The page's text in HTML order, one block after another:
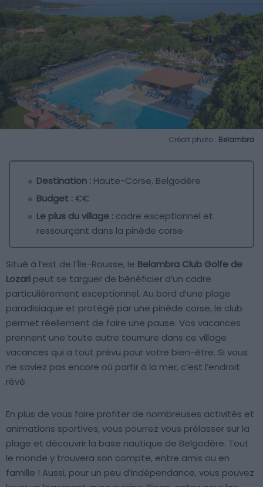
Crédit photo : Belambra
Destination : Haute-Corse, Belgodère
Budget :€€
Le plus du village : cadre exceptionnel et
ressourçant dans la pinède corse
Situé à l’est de l’Île-Rousse, le Belambra Club Golfe de
Lozari peut se targuer de bénéficier d’un cadre
particulièrement exceptionnel. Au bord d’une plage
paradisiaque et protégé par une pinède corse, le club
permet réellement de faire une pause. Vos vacances
prennent une toute autre tournure dans ce village
vacances qui a tout prévu pour votre bien-être. Si vous
ne saviez pas encore où partir à la mer, c’est l’endroit
rêvé.
En plus de vous faire profiter de nombreuses activités et
animations sportives, vous pourrez vous prélasser sur la
plage et découvrir la base nautique de Belgodère. Tout
le monde y trouvera son compte, entre amis ou en
famille ! Aussi, pour un peu d’indépendance, vous pouvez